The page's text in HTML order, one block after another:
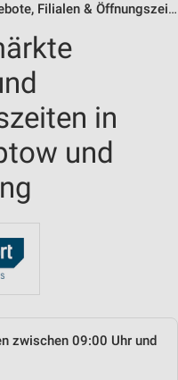
Filialen & Öffnungszeiten
in
und
zwischen 09:00 Uhr und